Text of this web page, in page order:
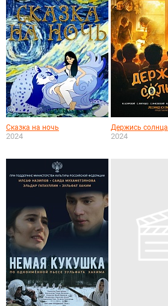
Сказка на ночь
2024
Держись солнца
2024